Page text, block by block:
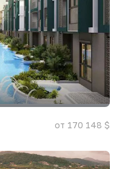
от 170 148 $